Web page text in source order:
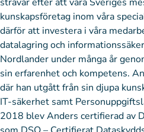
kunskapsföretag inom våra
därför att investera i våra
datalagring och
Nordlander under många år
sin erfarenhet och kompetens.
där han utgått från sin djupa
IT-säkerhet samt
2018 blev Anders certifierad av